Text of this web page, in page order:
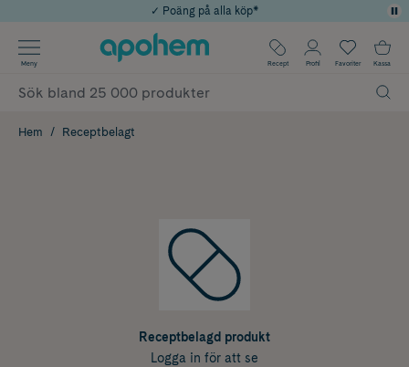
Årets Butik 2025 inom Skönhet
Använd kod: SOMMAR20 för 20% över 649kr
✓ Poäng på alla köp*
Meny Recept Profil Favoriter Kassa
Hem Receptbelagt
Receptbelagd produkt
Logga in för att se